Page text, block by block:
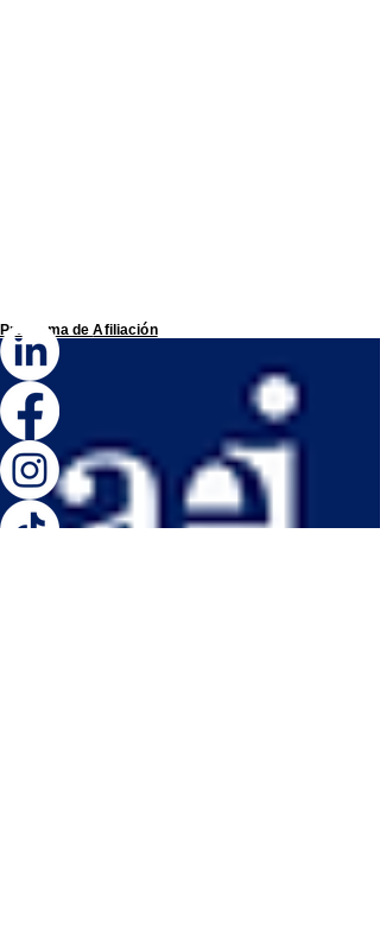
Programa deAfiliación